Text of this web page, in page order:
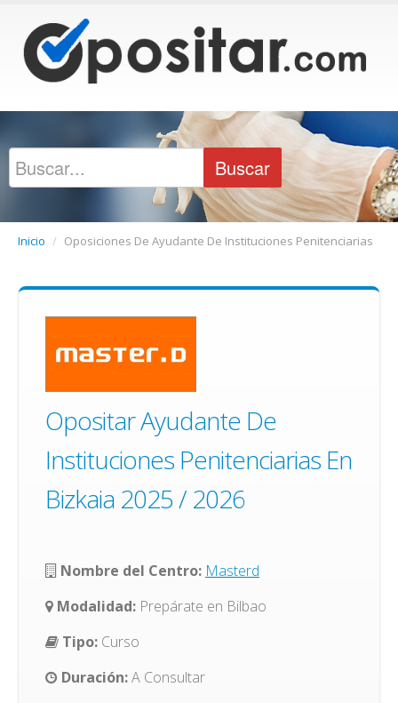
Inicio / Oposiciones De Ayudante De Instituciones Penitenciarias
Opositar Ayudante De
Instituciones Penitenciarias En
Bizkaia 2025 / 2026
Nombre del Centro: Masterd
Modalidad: Prepárate en Bilbao
Tipo: Curso
Duración:A Consultar